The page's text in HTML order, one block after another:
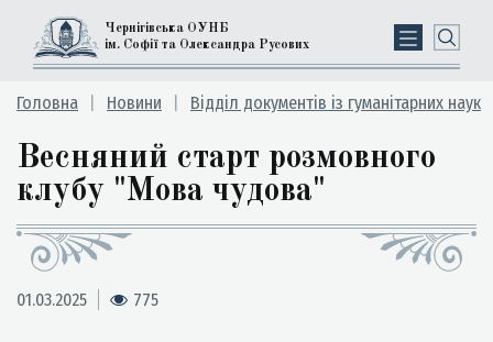
Чернігівська ОУНБ
ім. Софії та Олександра Русових
Головна Новини Відділ документів із гуманітарних наук
Весняний старт розмовного
клубу "Мова чудова"
01.03.2025 775